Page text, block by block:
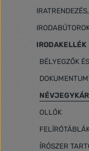
IRODAKELLÉK
BÉLYEGZŐK
OLLÓK
ÍRÓSZER